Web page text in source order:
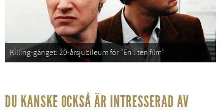
Killing-gänget: 20-årsjubileum för “En liten film”
DU KANSKE OCKSÅ ÄR INTRESSERAD AV